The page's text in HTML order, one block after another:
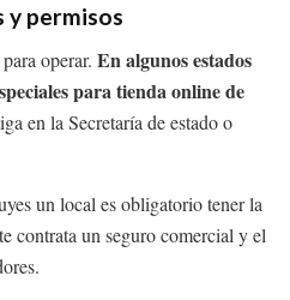
y permisos
operar. En algunos estados
para tienda online de
en la Secretaría de estado o
un local es obligatorio tener la
contrata un seguro comercial y el